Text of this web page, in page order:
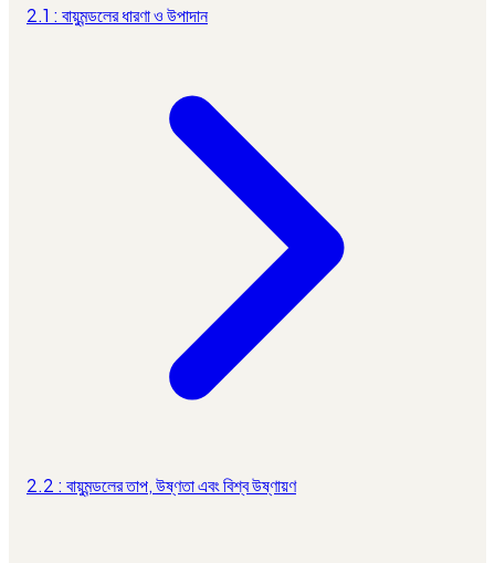
2.1 : বায়ুমন্ডলের ধারণা ও উপাদান
2.2 : বায়ুমন্ডলের তাপ, উষ্ণতা এবং বিশ্ব উষ্ণায়ণ